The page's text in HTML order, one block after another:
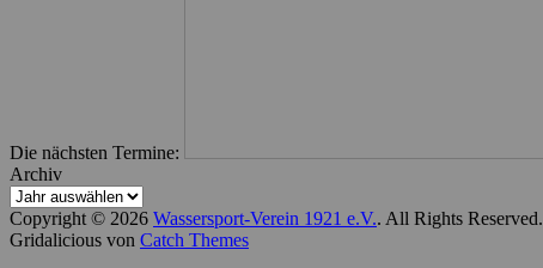
Die nächsten Termine:
Archiv
Copyright © 2026 Wassersport-Verein 1921 e.V.. All Rights Reserved.
Gridalicious von Catch Themes